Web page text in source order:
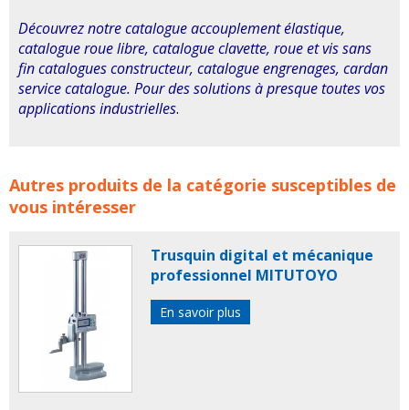
Découvrez notre catalogue accouplement élastique,
catalogue roue libre, catalogue clavette, roue et vis sans
fin catalogues constructeur, catalogue engrenages, cardan
service catalogue. Pour des solutions à presque toutes vos
applications industrielles.
Catalogue Composants de transmission industrielle
concerne les familles de produits :
trapezoidalevis trapezoidales
Autres produits de la catégorie susceptibles de
vous intéresser
Trusquin digital et mécanique
professionnel MITUTOYO
En savoir plus